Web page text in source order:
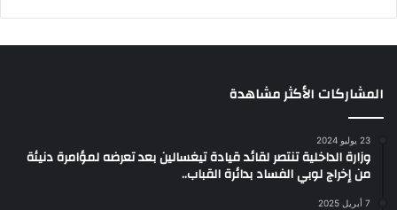
المشاركات الأكثر مشاهدة
23 يوليو 2024
وزارة الداخلية تنتصر لقائد قيادة تيغسالين بعد تعرضه لمؤامرة دنيئة
من إخراج لوبي الفساد بدائرة القباب..
7 أبريل 2025